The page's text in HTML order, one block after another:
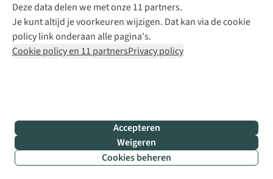
Deze data delen we met onze 11 partners.
Je kunt altijd je voorkeuren wijzigen. Dat kan via de cookie
policy link onderaan alle pagina's.
Cookie policy en 11 partnersPrivacy policy
Accepteren
Weigeren
Cookies beheren
Bever
B.V.